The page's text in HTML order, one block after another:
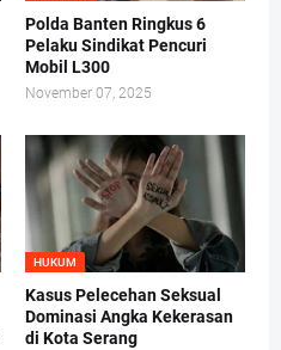
Polda Banten Ringkus 6
Pelaku Sindikat Pencuri
Mobil L300
November 07, 2025
HUKUM
Kasus Pelecehan Seksual
Dominasi Angka Kekerasan
di Kota Serang